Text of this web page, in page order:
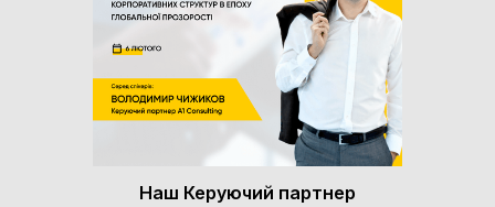
Наш Керуючий партнер